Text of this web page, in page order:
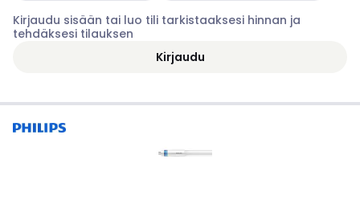
Kirjaudu sisään tai luo tili tarkistaaksesi hinnan ja
tehdäksesi tilauksen
Kirjaudu